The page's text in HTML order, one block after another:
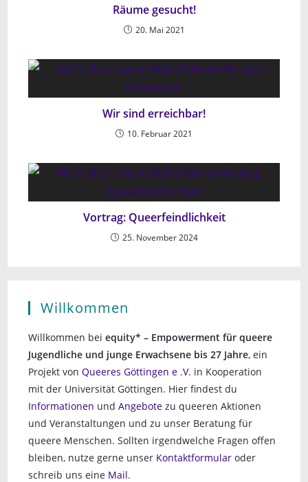
Räume gesucht!
20. Mai 2021
Wir sind erreichbar!
10. Februar 2021
Vortrag: Queerfeindlichkeit
25. November 2024
Willkommen
Willkommen beiequity* – Empowerment für queere
Jugendliche und junge Erwachsene bis 27 Jahre, ein
Projekt vonQueeres Göttingen e .V. in Kooperation
mit der Universität Göttingen. Hier findest du
Informationen undAngebote zu queeren Aktionen
und Veranstaltungen und zu unser Beratung für
queere Menschen. Sollten irgendwelche Fragen offen
bleiben, nutze gerne unser Kontaktformular oder
schreib uns eine Mail.